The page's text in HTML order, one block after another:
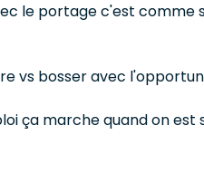
le portage c'est comme
vs bosser avec
ça marche quand on